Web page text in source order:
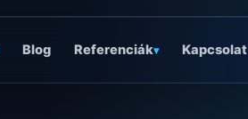
Blog Referenciák▾ Kapcsolat